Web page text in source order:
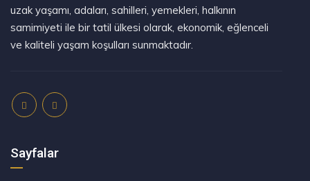
uzak yaşamı, adaları, sahilleri, yemekleri, halkının
samimiyeti ile bir tatil ülkesi olarak, ekonomik, eğlenceli
ve kaliteli yaşam koşulları sunmaktadır.
Sayfalar